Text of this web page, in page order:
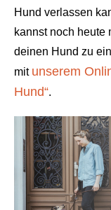
Hund verlassen
kannst noch heute
deinen Hund zu
mit unserem
Hund“.